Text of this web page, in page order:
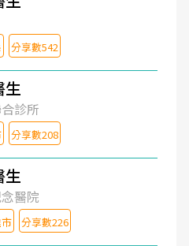
分享數542
生
診所
分享數208
生
醫院
分享數226